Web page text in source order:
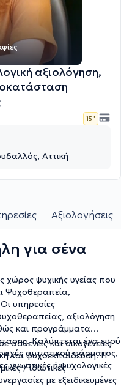
αξιολόγηση,
15 '
Αττική
Αξιολογήσεις
για σένα
χώρος ψυχικής υγείας που
Ψυχοθεραπεία,
υπηρεσίες
αξιολόγηση
και προγράμματα
Καλύπτεται ένα ευρύ
αυτιστικού φάσματος,
γνωστικές ή ψυχολογικές
και οικογένειες
και ψυχοεκπαίδευση. Η
/ ιδιωτικές
με εξειδικευμένες